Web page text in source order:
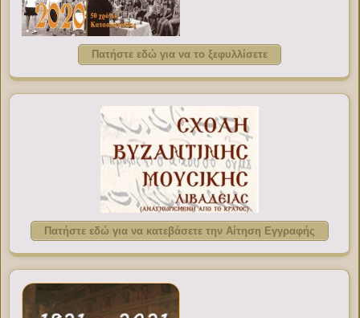
Πατήστε εδώ για να το ξεφυλλίσετε
Πατήστε εδώ για να κατεβάσετε την Αίτηση Εγγραφής